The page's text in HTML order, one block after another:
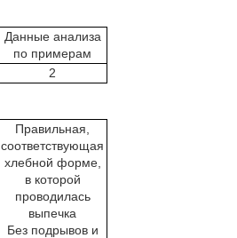
Данные анализа
по примерам
2
Правильная,
соответствующая
хлебной форме,
в которой
проводилась
выпечка
Без подрывов и